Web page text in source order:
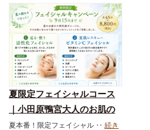
夏限定フェイシャルコース
｜小田原鴨宮大人のお肌の
改善スキンケアショップ＆
夏本番！限定フェイシャル ‥ 続き